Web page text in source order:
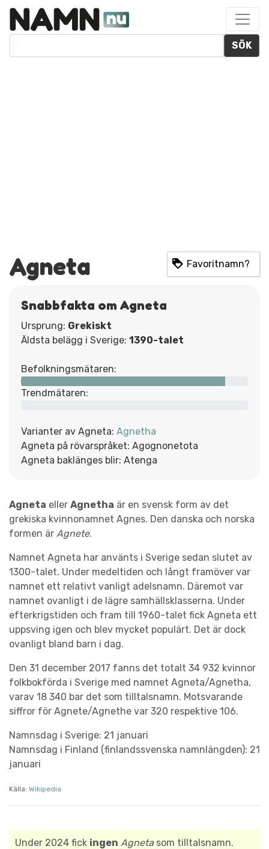
SÖK
Agneta Favoritnamn?
Snabbfakta om Agneta
Ursprung: Grekiskt
Äldsta belägg i Sverige: 1390-talet
Befolkningsmätaren:
Trendmätaren:
Varianter av Agneta: Agnetha
Agneta på rövarspråket: Agognonetota
Agneta baklänges blir: Atenga
Agneta eller Agnetha är en svensk form av det
grekiska kvinnonamnet Agnes. Den danska och norska
formen är Agnete.
Namnet Agneta har använts i Sverige sedan slutet av
1300-talet. Under medeltiden och långt framöver var
namnet ett relativt vanligt adelsnamn. Däremot var
namnet ovanligt i de lägre samhällsklasserna. Under
efterkrigstiden och fram till 1960-talet fick Agneta ett
uppsving igen och blev mycket populärt. Det är dock
ovanligt bland barn i dag.
Den 31 december 2017 fanns det totalt 34 932 kvinnor
folkbokförda i Sverige med namnet Agneta/Agnetha,
varav 18 340 bar det som tilltalsnamn. Motsvarande
siffror för Agnete/Agnethe var 320 respektive 106.
Namnsdag i Sverige: 21 januari
Namnsdag i Finland (finlandssvenska namnlängden): 21
januari
Källa: Wikipedia
Under 2024 fick ingen Agnetasom tilltalsnamn.